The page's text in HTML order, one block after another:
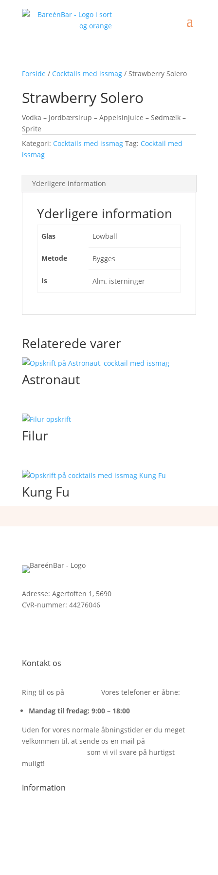
Forside / Cocktails med issmag/ Strawberry Solero
Strawberry Solero
Vodka – Jordbærsirup – Appelsinjuice – Sødmælk –
Sprite
Kategori: Cocktails med issmag Tag: Cocktail med
issmag
Yderligere information
Yderligere information
Glas Lowball
Metode Bygges
Is Alm. isterninger
Relaterede varer
Astronaut
Filur
Kung Fu
Adresse: Agertoften 1, 5690
CVR-nummer: 44276046
Kontakt os
Ring til os på
Vores telefoner er åbne:
Mandag til fredag: 9:00 – 18:00
Uden for vores normale åbningstider er du meget
velkommen til, at sende os en mail på
som vi vil svare på hurtigst
muligt!
Information